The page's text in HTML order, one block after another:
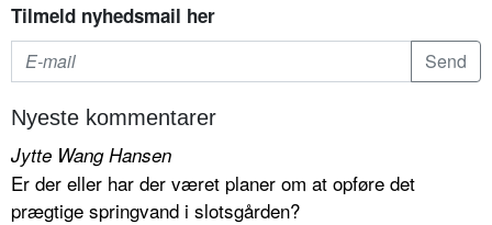
Tilmeld nyhedsmail her
Nyeste kommentarer
Jytte Wang Hansen
Er der eller har der været planer om at opføre det
prægtige springvand i slotsgården?